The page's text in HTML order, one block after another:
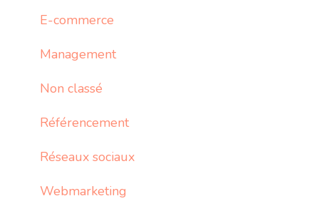
E-commerce
Management
Non classé
Référencement
Réseaux sociaux
Webmarketing